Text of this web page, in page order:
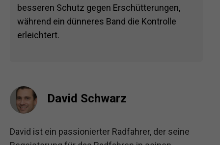
besseren Schutz gegen Erschütterungen,
während ein dünneres Band die Kontrolle
erleichtert.
David Schwarz
David ist ein passionierter Radfahrer, der seine